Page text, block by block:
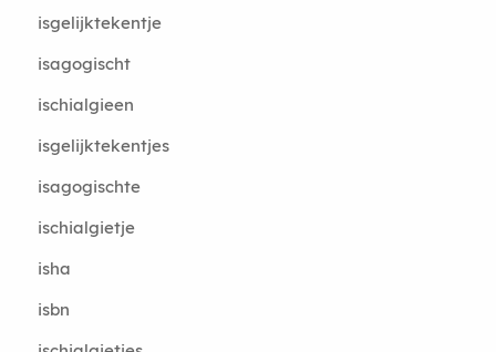
isgelijktekentje
isagogischt
ischialgieen
isgelijktekentjes
isagogischte
ischialgietje
isha
isbn